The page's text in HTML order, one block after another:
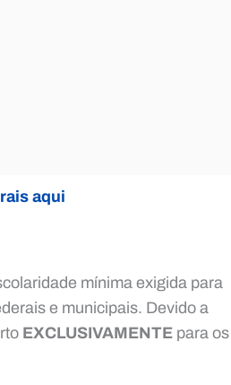
aqui
mínima exigida para
e municipais. Devido a
EXCLUSIVAMENTE para os